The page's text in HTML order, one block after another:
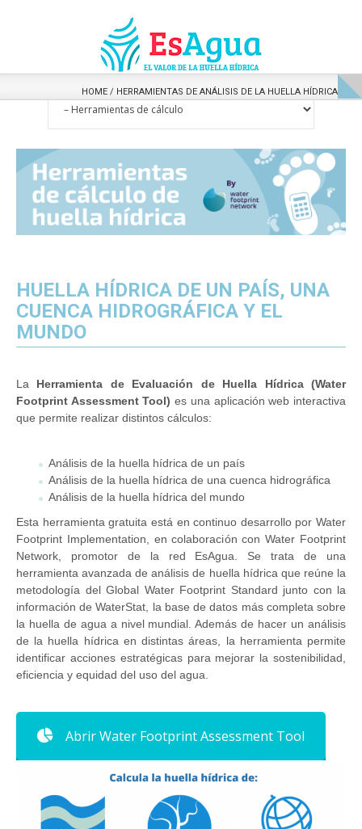
HOME / HERRAMIENTAS DE ANÁLISIS DE LA HUELLA HÍDRICA
HUELLA HÍDRICA DE UN PAÍS, UNA
CUENCA HIDROGRÁFICA Y EL
MUNDO
La Herramienta de Evaluación de Huella Hídrica (Water
Footprint Assessment Tool) es una aplicación web interactiva
que permite realizar distintos cálculos:
Análisis de la huella hídrica de un país
Análisis de la huella hídrica de una cuenca hidrográfica
Análisis de la huella hídrica del mundo
Esta herramienta gratuita está en continuo desarrollo por Water
Footprint Implementation, en colaboración con Water Footprint
Network, promotor de la red EsAgua. Se trata de una
herramienta avanzada de análisis de huella hídrica que reúne la
metodología del Global Water Footprint Standard junto con la
información de WaterStat, la base de datos más completa sobre
la huella de agua a nivel mundial. Además de hacer un análisis
de la huella hídrica en distintas áreas, la herramienta permite
identificar acciones estratégicas para mejorar la sostenibilidad,
eficiencia y equidad del uso del agua.
Abrir Water Footprint Assessment Tool